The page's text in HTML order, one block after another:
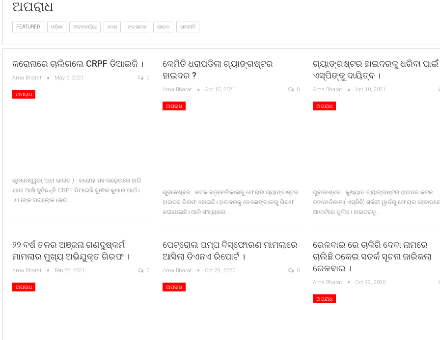
ଅପରାଧ
FEATURED ଓଡ଼ିଶା ଜୀବନଚର୍ଯ୍ୟା ଦେଶ ବଡ ଖବର ଭାରତ ରାଜନୀତି
କରୋନାରେ ଚାଲିଗଲେ CRPF ଡିଆଇଜି ।
Ama Bharat May 6, 2021 0
ଅପରାଧ
ଭୁବନେଶ୍ୱର( ଆମ ଭାରତ ) : କରୋନା ସହ ଲଢ଼େଇରେ ହାରି
ଯାଇ ଆଖି ବୁଜିଛନ୍ତି CRPF ଡିଆଇଜି ସୁନୀଲ କୁମାର ପାର୍ଥ।
DIGଙ୍କ ପରଲୋକ ନେଇ…
କେମିତି ଧରାପଡିଲା ଗ୍ୟାଙ୍ଗଷ୍ଟର
ହାଇଦର ?
Ama Bharat Apr 15, 2021 0
ଅପରାଧ
ଭୁବନେଶ୍ବର : କଟକ ବଡ଼ମେଡିକାଲରୁ ଫେରାର ଗ୍ୟାଙ୍ଗଷ୍ଟର
ହାଇଦର ଗିରଫ ହୋଇଛି। ହାଇଦରକୁ ତେଲେଙ୍ଗାନାରୁ ଗିରଫ
କରାଯାଇଛି। ଆଜି ସଂଧ୍ୟାରେ…
ଗ୍ୟାଙ୍ଗଷ୍ଟର ହାଇଦରକୁ ଧରିବା
ଏସ୍‌ପିଙ୍କୁ ଦାୟିତ୍ବ ।
Ama Bharat Apr 10, 2021
ଅପରାଧ
ଭୁବନେଶ୍ବର : କୁଖ୍ୟାତ ଗ୍ୟାଙ୍ଗଷ୍ଟର ହାଇଦର କଟକ
ବଡମେଡିକାଲ( ଏସ୍‌ସିବି) ସର୍ଜରୀ ୱାର୍ଡରୁ ଫେରାର
ଆଲର୍ଟରେ ପୁଲିସ। ହାଇଦରକୁ…
୨୨ ବର୍ଷ ତଳର ଅଞ୍ଜନା ଗଣଦୁଷ୍କର୍ମ
ମାମଲାର ମୁଖ୍ୟ ଅଭିଯୁକ୍ତ ଗିରଫ ।
Ama Bharat Feb 22, 2021 0
ଅପରାଧ
ପେଟ୍ରୋଲ ପମ୍ପ ବିସ୍ଫୋରଣ ମାମଲାରେ
ଆସିଲା ଡିଏନଏ ରିପୋର୍ଟ ।
Ama Bharat Oct 29, 2020 0
ଅପରାଧ
ରେଳବାଇ ରେ ଚାକିରି ଦେବା ନାମରେ
ଚାଲିଛି ଠକେଇ ସତର୍କ ସୂଚନା ଜାରିକଲା
ରେଳବାଇ ।
Ama Bharat Oct 29, 2020
ଅପରାଧ